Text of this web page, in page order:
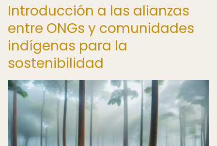
Introducción a las alianzas
entre ONGs y comunidades
indígenas para la
sostenibilidad